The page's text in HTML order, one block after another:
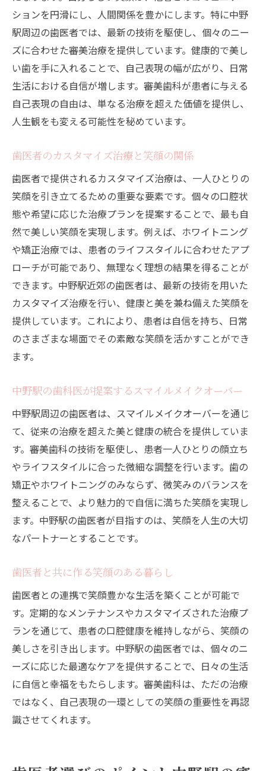
ションを円滑にし、人間関係を豊かにします。特に中野
駅周辺の歯医者では、最新の技術を駆使し、個々のニー
ズに合わせた審美治療を提供しています。健康的で美し
い歯を手に入れることで、自己表現の幅が広がり、日常
生活における自信が増します。審美歯科が患者に与える
自己表現の自由は、単なる治療を超えた価値を提供し、
人生観をも変える可能性を秘めています。
歯医者のカスタマイズ治療と笑顔の関係
歯医者で提供されるカスタマイズ治療は、一人ひとりの
笑顔を引き立てるための重要な要素です。個々の口腔状
態や希望に応じた治療プランを提案することで、最も自
然で美しい笑顔を実現します。例えば、ホワイトニング
や矯正治療では、患者のライフスタイルに合わせたアプ
ローチが可能であり、無理なく理想の結果を得ることが
できます。中野駅近郊の歯医者は、最新の技術を用いた
カスタマイズ治療を行い、健康と美を兼ね備えた笑顔を
提供しています。これにより、患者は自信を持ち、日常
のさまざまな場面でその素敵な笑顔を活かすことができ
ます。
中野駅の歯科医が提案するスマイルメイクオーバー
中野駅周辺の歯医者は、スマイルメイクオーバーを通じ
て、従来の治療を超えた美と健康の統合を提供していま
す。審美歯科の技術を駆使し、患者一人ひとりの顔立ち
やライフスタイルに合った微細な調整を行います。歯の
矯正やホワイトニングのみならず、微笑みのバランスを
整えることで、より魅力的で自信に満ちた笑顔を実現し
ます。中野駅の歯医者が目指すのは、笑顔を人生の大切
なパートナーとすることです。
歯医者と共に作る笑顔のある暮らし
歯医者との連携で笑顔豊かな生活を築くことが可能で
す。定期的なメンテナンスやカスタマイズされた治療プ
ランを通じて、患者の口腔健康を維持しながら、笑顔の
美しさを引き出します。中野駅の歯医者では、個々のニ
ーズに応じた最適なケアを提供することで、日々の生活
に自信と幸福をもたらします。審美歯科は、ただの治療
ではなく、自己表現の一環としての笑顔の重要性を再認
識させてくれます。